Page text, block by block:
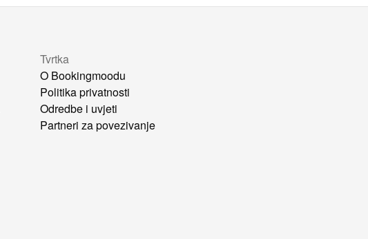
Tvrtka
O Bookingmoodu
Politika privatnosti
Odredbe i uvjeti
Partneri za povezivanje